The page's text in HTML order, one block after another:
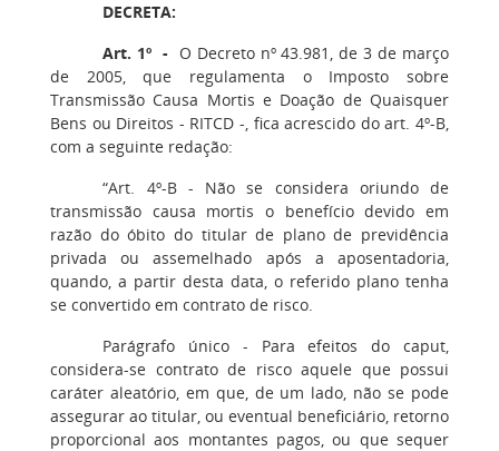
DECRETA:
Art. 1º - O Decreto nº 43.981, de 3 de março
de 2005, que regulamenta o Imposto sobre
Transmissão Causa Mortis e Doação de Quaisquer
Bens ou Direitos - RITCD -, fica acrescido do art. 4º-B,
com a seguinte redação:
“Art. 4º-B - Não se considera oriundo de
transmissão causa mortis o benefício devido em
razão do óbito do titular de plano de previdência
privada ou assemelhado após a aposentadoria,
quando, a partir desta data, o referido plano tenha
se convertido em contrato de risco.
Parágrafo único - Para efeitos do caput,
considera-se contrato de risco aquele que possui
caráter aleatório, em que, de um lado, não se pode
assegurar ao titular, ou eventual beneficiário, retorno
proporcional aos montantes pagos, ou que sequer